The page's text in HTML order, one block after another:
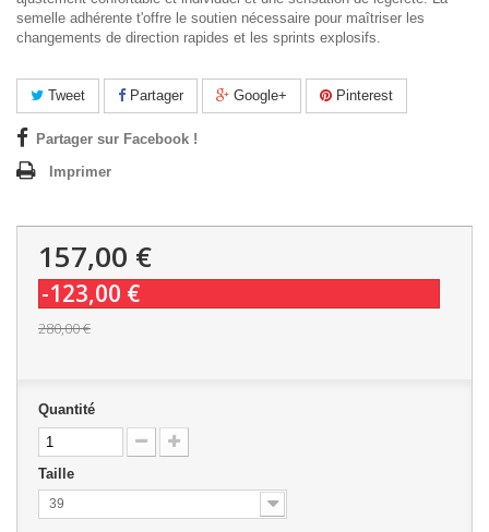
semelle adhérente t'offre le soutien nécessaire pour maîtriser les
changements de direction rapides et les sprints explosifs.
Tweet Partager Google+ Pinterest
Partager sur Facebook !
Imprimer
157,00 €
-123,00 €
280,00 €
Quantité
Taille
39